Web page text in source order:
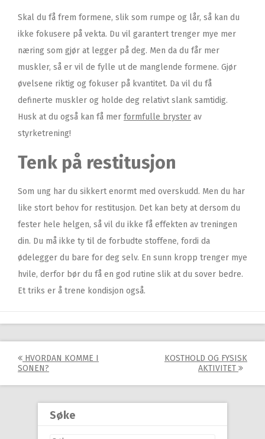
Skal du få frem formene, slik som rumpe og lår, så kan du
ikke fokusere på vekta. Du vil garantert trenger mye mer
næring som gjør at legger på deg. Men da du får mer
muskler, så er vil de fylle ut de manglende formene. Gjør
øvelsene riktig og fokuser på kvantitet. Da vil du få
definerte muskler og holde deg relativt slank samtidig.
Husk at du også kan få mer formfulle bryster av
styrketrening!
Tenk på restitusjon
Som ung har du sikkert enormt med overskudd. Men du har
like stort behov for restitusjon. Det kan bety at dersom du
fester hele helgen, så vil du ikke få effekten av treningen
din. Du må ikke ty til de forbudte stoffene, fordi da
ødelegger du bare for deg selv. En sunn kropp trenger mye
hvile, derfor bør du få en god rutine slik at du sover bedre.
Et triks er å trene kondisjon også.
Post
navigation
HVORDAN KOMME I
SONEN?
KOSTHOLD OG FYSISK
AKTIVITET
Søke